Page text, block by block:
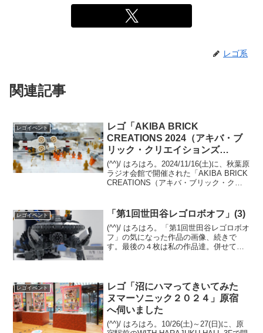
レゴ系
関連記事
レゴイベント
レゴ「AKIBA BRICK
CREATIONS 2024（アキバ・ブ
リック・クリエイションズ
2024）」(1)個人ブース(前半)
(^^)/ はろはろ。2024/11/16(土)に、秋葉原
ラジオ会館で開催された「AKIBA BRICK
CREATIONS（アキバ・ブリック・クリ
11月に公開してい...
レゴイベント 「第1回世田谷レゴロボオフ」(3)
(^^)/ はろはろ。「第1回世田谷レゴロボオ
フ」の気になった作品の画像、続きで
す。最後の４枚は私の作品達。併せて、
レゴイベント
レゴ「沼にハマってきいてみた
ヌマーソニック２０２４」原宿
へ伺いました
(^^)/ はろはろ。10/26(土)～27(日)に、原